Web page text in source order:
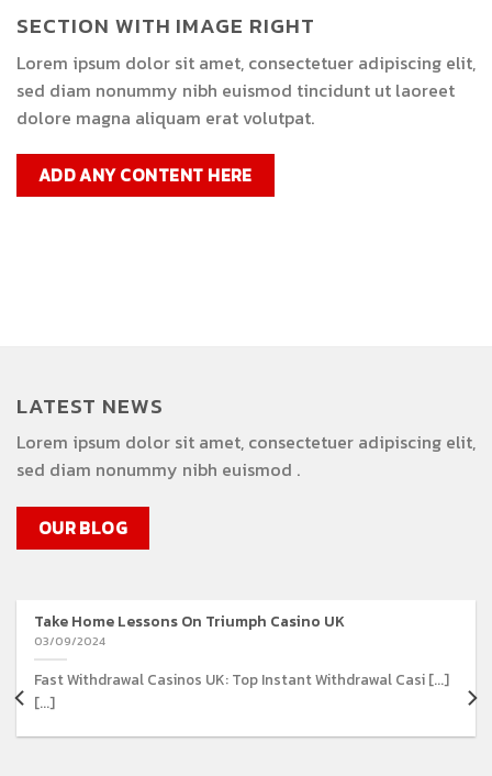
SECTION WITH IMAGE RIGHT
Lorem ipsum dolor sit amet, consectetuer adipiscing elit,
sed diam nonummy nibh euismod tincidunt ut laoreet
dolore magna aliquam erat volutpat.
ADD ANY CONTENT HERE
LATEST NEWS
Lorem ipsum dolor sit amet, consectetuer adipiscing elit,
sed diam nonummy nibh euismod .
OUR BLOG
Take Home Lessons On Triumph Casino UK
03/09/2024
Fast Withdrawal Casinos UK: Top Instant Withdrawal Casi [...]
[...]